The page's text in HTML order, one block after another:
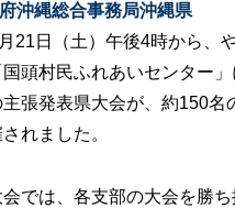
沖縄総合事務局沖縄県
21日（土）午後4時から、
国頭村民ふれあいセンター
張発表県大会が、約150名
れました。
では、各支部の大会を勝